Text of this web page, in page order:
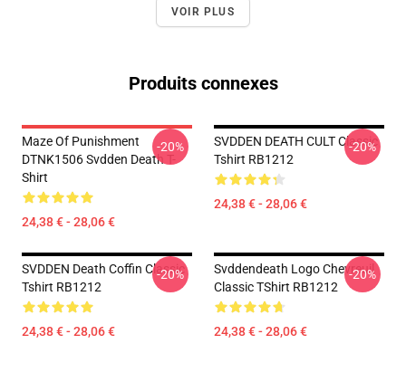
VOIR PLUS
Produits connexes
Maze Of Punishment
DTNK1506 Svdden Death T-
Shirt
24,38 € - 28,06 €
-20%
SVDDEN DEATH CULT Classic
Tshirt RB1212
24,38 € - 28,06 €
-20%
SVDDEN Death Coffin Classic
Tshirt RB1212
24,38 € - 28,06 €
-20%
Svddendeath Logo Chevreuil
Classic TShirt RB1212
24,38 € - 28,06 €
-20%